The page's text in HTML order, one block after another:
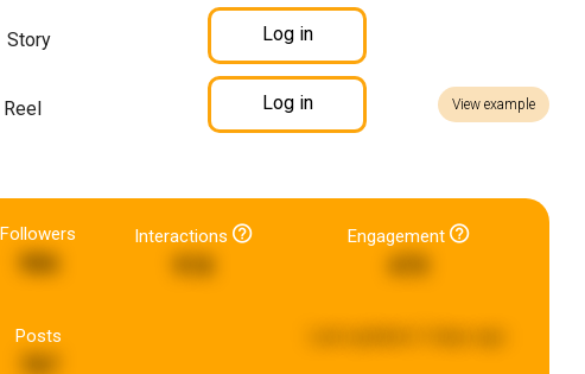
Story Log in
Reel Log in View example
Followers
986
Interactions Engagement
Posts